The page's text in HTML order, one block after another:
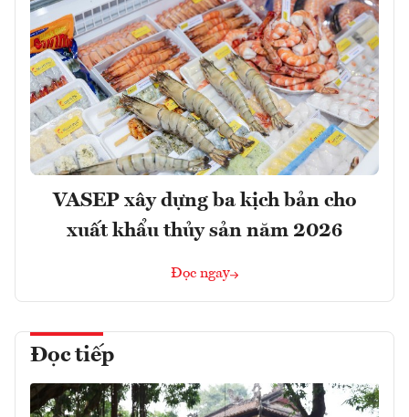
VASEP xây dựng ba kịch bản cho
xuất khẩu thủy sản năm 2026
Đọc ngay
Đọc tiếp